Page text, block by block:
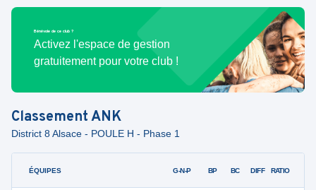
Bénévole de ce club ?
Activez l'espace de gestion
gratuitement pour votre club !
ClassementANK
District 8 Alsace - POULE H - Phase 1
ÉQUIPES G-N-P BP BC DIFF RATIO